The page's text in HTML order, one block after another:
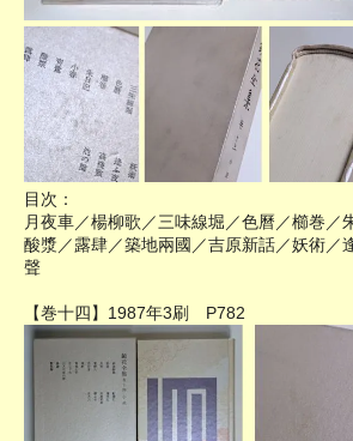
目次：
月夜車／楊柳歌／三味線堀／色曆／櫛巻／
酸漿／露肆／築地兩國／吉原新話／妖術／
聲
【巻十四】1987年3刷 P782